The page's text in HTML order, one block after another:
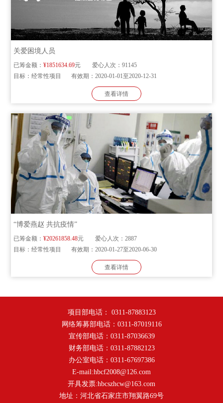
关爱困境人员
已筹金额：¥1851634.69元 爱心人次：91145
目标：经常性项目 有效期：2020-01-01至2020-12-31
查看详情
“博爱燕赵 共抗疫情”
已筹金额：¥20261858.48元 爱心人次：2887
目标：经常性项目 有效期：2020-01-27至2020-06-30
查看详情
项目部电话： 0311-87883123
网络筹募部电话：0311-87019116
宣传部电话：0311-87036639
财务部电话：0311-87882123
办公室电话：0311-67697386
E-mail:hbcf2008@126.com
开具发票:hbcszhcw@163.com
地址：河北省石家庄市翔翼路69号